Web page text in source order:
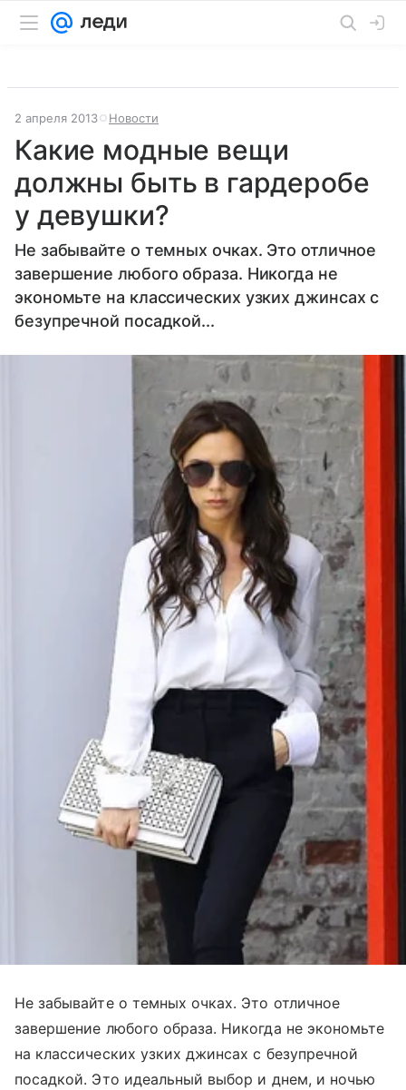
2 апреля 2013 Новости
Какие модные вещи
должны быть в гардеробе
у девушки?
Не забывайте о темных очках. Это отличное
завершение любого образа. Никогда не
экономьте на классических узких джинсах с
безупречной посадкой...
Не забывайте о темных очках. Это отличное
завершение любого образа. Никогда не экономьте
на классических узких джинсах с безупречной
посадкой. Это идеальный выбор и днем, и ночью